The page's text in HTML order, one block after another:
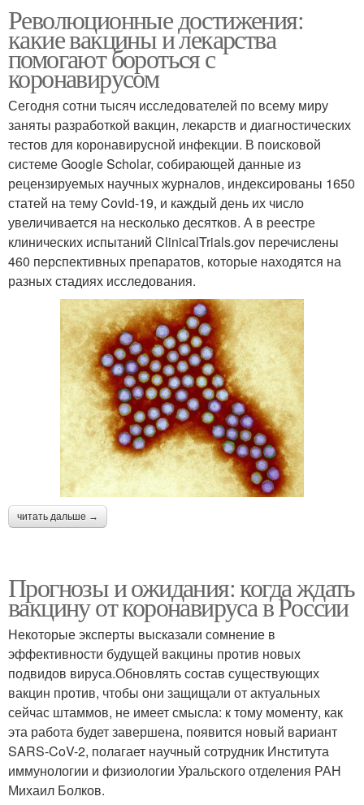
Революционные достижения:
какие вакцины и лекарства
помогают бороться с
коронавирусом
Сегодня сотни тысяч исследователей по всему миру
заняты разработкой вакцин, лекарств и диагностических
тестов для коронавирусной инфекции. В поисковой
системе Google Scholar, собирающей данные из
рецензируемых научных журналов, индексированы 1650
статей на тему Covid-19, и каждый день их число
увеличивается на несколько десятков. А в реестре
клинических испытаний ClinicalTrials.gov перечислены
460 перспективных препаратов, которые находятся на
разных стадиях исследования.
читать дальше →
Прогнозы и ожидания: когда ждать
вакцину от коронавируса в России
Некоторые эксперты высказали сомнение в
эффективности будущей вакцины против новых
подвидов вируса.Обновлять состав существующих
вакцин против, чтобы они защищали от актуальных
сейчас штаммов, не имеет смысла: к тому моменту, как
эта работа будет завершена, появится новый вариант
SARS-CoV-2, полагает научный сотрудник Института
иммунологии и физиологии Уральского отделения РАН
Михаил Болков.